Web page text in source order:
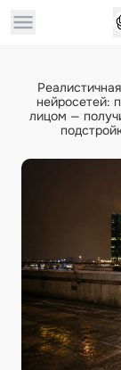
нейросетей:
лицом —